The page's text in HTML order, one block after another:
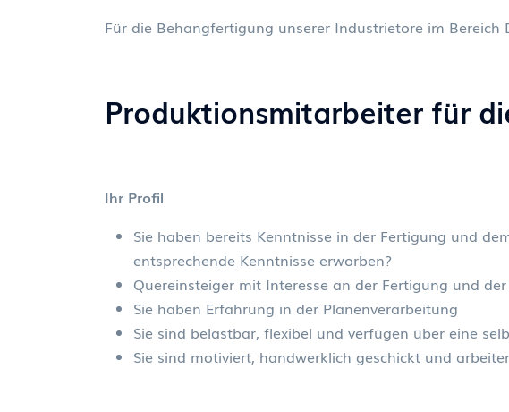
Für die Behangfertigung unserer Industrietore im
Produktionsmitarbeiter für
Ihr Profil
Sie haben bereits Kenntnisse in der Fertigung und
entsprechende Kenntnisse erworben?
Quereinsteiger mit Interesse an der Fertigung und
Sie haben Erfahrung in der Planenverarbeitung
Sie sind belastbar, flexibel und verfügen über eine
Sie sind motiviert, handwerklich geschickt und